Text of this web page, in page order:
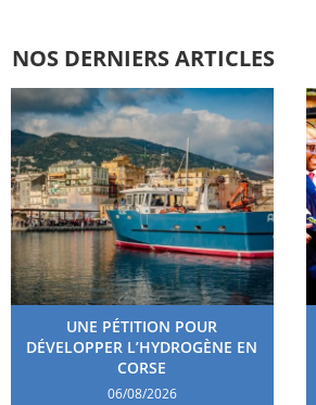
NOS DERNIERS ARTICLES
UNE PÉTITION POUR
DÉVELOPPER L’HYDROGÈNE EN
CORSE
06/08/2026